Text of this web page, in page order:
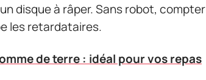
disque à râper. Sans robot, compter
les retardataires.
de terre : idéal pour vos repas